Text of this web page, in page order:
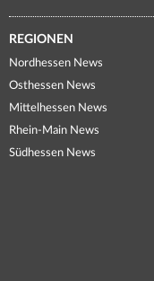
REGIONEN
Nordhessen News
Osthessen News
Mittelhessen News
Rhein-Main News
Südhessen News